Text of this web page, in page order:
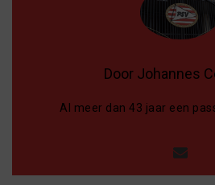
Door Johannes
Al meer dan 43 jaar een